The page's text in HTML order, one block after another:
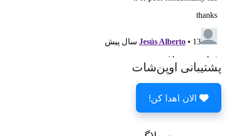
پشتیبانی اوپن‌شات
الان اهدا کن!